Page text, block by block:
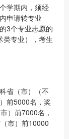
学期内，须经
申请转专业
3个专业志愿的
类专业），考生
省（市）（不
前5000名，奖
）前7000名，
市）前10000